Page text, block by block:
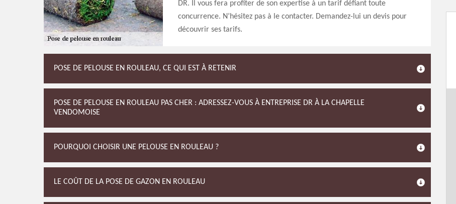
DR. Il vous fera profiter de son expertise à un tarif défiant toute
concurrence. N’hésitez pas à le contacter. Demandez-lui un devis pour
découvrir ses tarifs.
POSE DE PELOUSE EN ROULEAU, CE QUI EST À RETENIR
POSE DE PELOUSE EN ROULEAU PAS CHER : ADRESSEZ-VOUS À ENTREPRISE DR À LA CHAPELLE
VENDOMOISE
POURQUOI CHOISIR UNE PELOUSE EN ROULEAU ?
LE COÛT DE LA POSE DE GAZON EN ROULEAU